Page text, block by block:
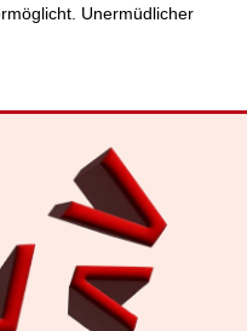
Unermüdlicher